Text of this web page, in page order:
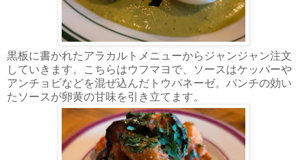
黒板に書かれたアラカルトメニューからジャンジャン注文
していきます。こちらはウフマヨで、ソースはケッパーや
アンチョビなどを混ぜ込んだトウパネーゼ。パンチの効い
たソースが卵黄の甘味を引き立てます。